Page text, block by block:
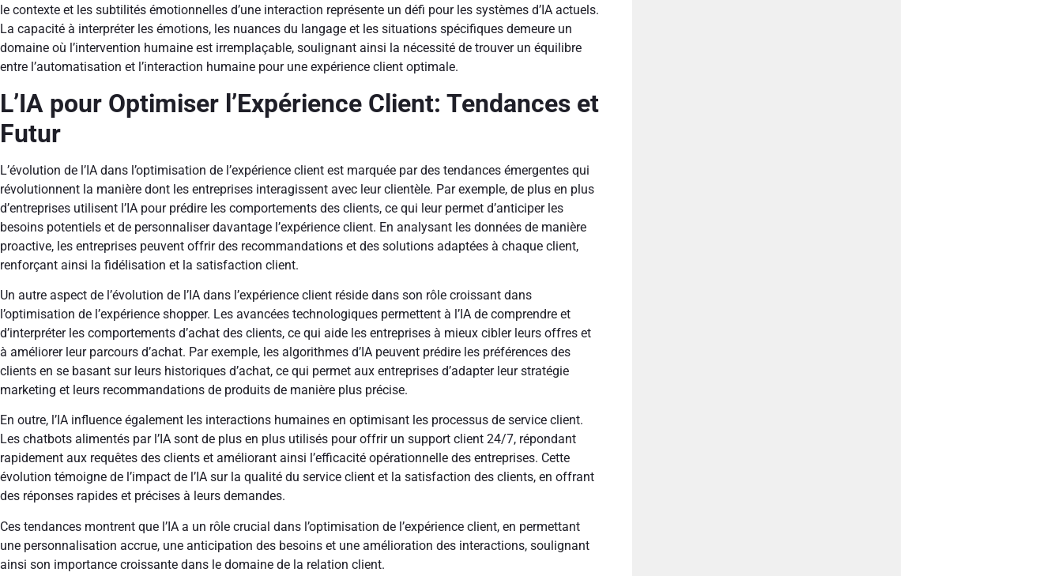
le contexte et les subtilités émotionnelles d’une interaction représente un défi pour les systèmes d’IA actuels.
La capacité à interpréter les émotions, les nuances du langage et les situations spécifiques demeure un
domaine où l’intervention humaine est irremplaçable, soulignant ainsi la nécessité de trouver un équilibre
entre l’automatisation et l’interaction humaine pour une expérience client optimale.
L’IA pour Optimiser l’Expérience Client: Tendances et
Futur
L’évolution de l’IA dans l’optimisation de l’expérience client est marquée par des tendances émergentes qui
révolutionnent la manière dont les entreprises interagissent avec leur clientèle. Par exemple, de plus en plus
d’entreprises utilisent l’IA pour prédire les comportements des clients, ce qui leur permet d’anticiper les
besoins potentiels et de personnaliser davantage l’expérience client. En analysant les données de manière
proactive, les entreprises peuvent offrir des recommandations et des solutions adaptées à chaque client,
renforçant ainsi la fidélisation et la satisfaction client.
Un autre aspect de l’évolution de l’IA dans l’expérience client réside dans son rôle croissant dans
l’optimisation de l’expérience shopper. Les avancées technologiques permettent à l’IA de comprendre et
d’interpréter les comportements d’achat des clients, ce qui aide les entreprises à mieux cibler leurs offres et
à améliorer leur parcours d’achat. Par exemple, les algorithmes d’IA peuvent prédire les préférences des
clients en se basant sur leurs historiques d’achat, ce qui permet aux entreprises d’adapter leur stratégie
marketing et leurs recommandations de produits de manière plus précise.
En outre, l’IA influence également les interactions humaines en optimisant les processus de service client.
Les chatbots alimentés par l’IA sont de plus en plus utilisés pour offrir un support client 24/7, répondant
rapidement aux requêtes des clients et améliorant ainsi l’efficacité opérationnelle des entreprises. Cette
évolution témoigne de l’impact de l’IA sur la qualité du service client et la satisfaction des clients, en offrant
des réponses rapides et précises à leurs demandes.
Ces tendances montrent que l’IA a un rôle crucial dans l’optimisation de l’expérience client, en permettant
une personnalisation accrue, une anticipation des besoins et une amélioration des interactions, soulignant
ainsi son importance croissante dans le domaine de la relation client.